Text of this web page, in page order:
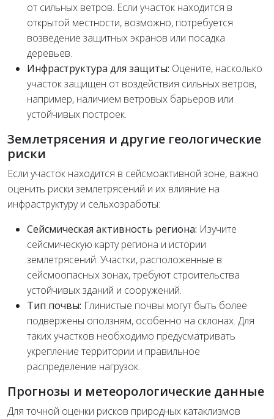
от сильных ветров. Если участок находится в
открытой местности, возможно, потребуется
возведение защитных экранов или посадка
деревьев.
Инфраструктура для защиты: Оцените, насколько
участок защищен от воздействия сильных ветров,
например, наличием ветровых барьеров или
устойчивых построек.
Землетрясения и другие геологические
риски
Если участок находится в сейсмоактивной зоне, важно
оценить риски землетрясений и их влияние на
инфраструктуру и сельхозработы:
Сейсмическая активность региона: Изучите
сейсмическую карту региона и истории
землетрясений. Участки, расположенные в
сейсмоопасных зонах, требуют строительства
устойчивых зданий и сооружений.
Тип почвы: Глинистые почвы могут быть более
подвержены оползням, особенно на склонах. Для
таких участков необходимо предусматривать
укрепление территории и правильное
распределение нагрузок.
Прогнозы и метеорологические данные
Для точной оценки рисков природных катаклизмов